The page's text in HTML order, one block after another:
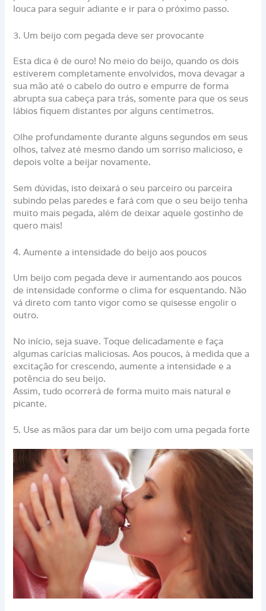
louca para seguir adiante e ir para o próximo passo.
3. Um beijo com pegada deve ser provocante
Esta dica é de ouro! No meio do beijo, quando os dois
estiverem completamente envolvidos, mova devagar a
sua mão até o cabelo do outro e empurre de forma
abrupta sua cabeça para trás, somente para que os seus
lábios fiquem distantes por alguns centímetros.
Olhe profundamente durante alguns segundos em seus
olhos, talvez até mesmo dando um sorriso malicioso, e
depois volte a beijar novamente.
Sem dúvidas, isto deixará o seu parceiro ou parceira
subindo pelas paredes e fará com que o seu beijo tenha
muito mais pegada, além de deixar aquele gostinho de
quero mais!
4. Aumente a intensidade do beijo aos poucos
Um beijo com pegada deve ir aumentando aos poucos
de intensidade conforme o clima for esquentando. Não
vá direto com tanto vigor como se quisesse engolir o
outro.
No início, seja suave. Toque delicadamente e faça
algumas carícias maliciosas. Aos poucos, à medida que a
excitação for crescendo, aumente a intensidade e a
potência do seu beijo.
Assim, tudo ocorrerá de forma muito mais natural e
picante.
5. Use as mãos para dar um beijo com uma pegada forte